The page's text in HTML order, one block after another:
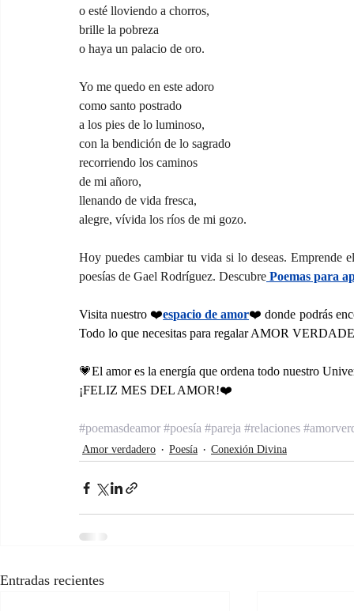
o esté lloviendo a chorros,
brille la pobreza
o haya un palacio de oro.
Yo me quedo en este adoro
como santo postrado
a los pies de lo luminoso,
con la bendición de lo sagrado
recorriendo los caminos
de mi añoro,
llenando de vida fresca,
alegre, vívida los ríos de mi gozo.
Hoy puedes cambiar tu vida si lo deseas. Emprende
poesías de Gael Rodríguez. Descubre Poemas para
Visita nuestro ❤️espacio de amor❤️ donde podrás
Todo lo que necesitas para regalar AMOR
💗El amor es la energía que ordena todo nuestro
¡FELIZ MES DEL AMOR!❤️
#poemasdeamor #poesía #pareja #relaciones
Amor verdadero Poesía Conexión Divina
Entradas recientes